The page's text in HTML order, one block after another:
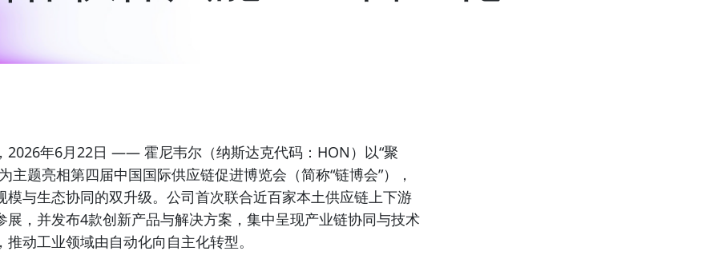
2026年6月22日 —— 霍尼韦尔（纳斯达克代码：HON）以“聚
主题亮相第四届中国国际供应链促进博览会（简称“链博会”），
模与生态协同的双升级。公司首次联合近百家本土供应链上下游
展，并发布4款创新产品与解决方案，集中呈现产业链协同与技术
推动工业领域由自动化向自主化转型。